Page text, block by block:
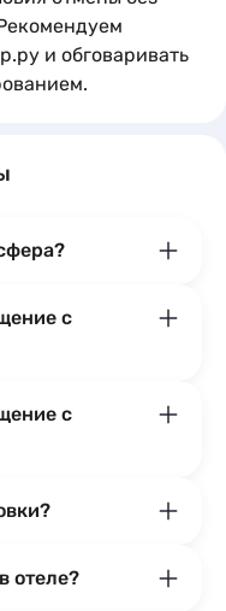
и обговаривать
с
с
отеле?